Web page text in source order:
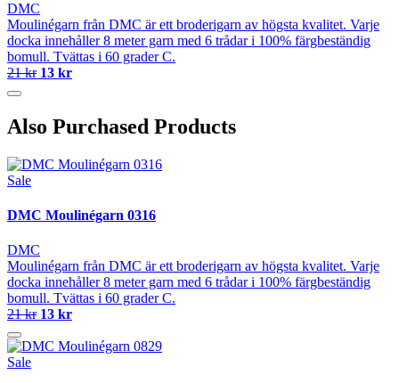
DMC
Moulinégarn från DMC är ett broderigarn av högsta kvalitet. Varje
docka innehåller 8 meter garn med 6 trådar i 100% färgbeständig
bomull. Tvättas i 60 grader C.
21 kr 13 kr
Also Purchased Products
Sale
DMC Moulinégarn 0316
DMC
Moulinégarn från DMC är ett broderigarn av högsta kvalitet. Varje
docka innehåller 8 meter garn med 6 trådar i 100% färgbeständig
bomull. Tvättas i 60 grader C.
21 kr 13 kr
Sale